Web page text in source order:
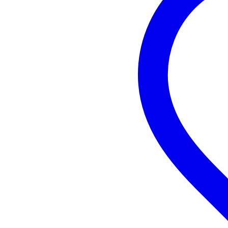
Topkambreedte
Gewicht en afmetingen inclusief verpakking
(incl. verpakking)
(incl. verpakking)
Productspecificaties
ESP LTD elektrische gitaar
model: TE-200DX
serie: 200DX Series
materiaal: populier (poplar)
top: poplar burl
verbinding: geschroefd
materiaal: esdoorn
afwerking: zijdeglans
mensuur: 25.5 inch (648